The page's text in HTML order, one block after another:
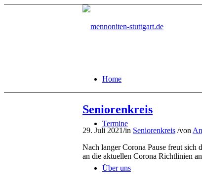
Home
Termine
Über uns
Seniorenkreis
29. Juli 2021/in Seniorenkreis /von
Nach langer Corona Pause freut sich
an die aktuellen Corona Richtlinien